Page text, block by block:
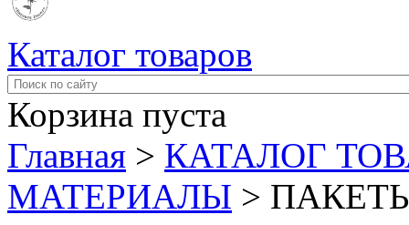
Каталог товаров
Корзина пуста
Главная > КАТАЛОГ
МАТЕРИАЛЫ >